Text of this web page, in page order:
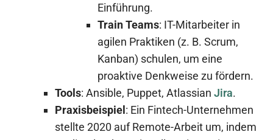
Einführung.
Train Teams: IT-Mitarbeiter in
agilen Praktiken (z. B. Scrum,
Kanban) schulen, um eine
proaktive Denkweise zu fördern.
Tools: Ansible, Puppet, Atlassian Jira.
Praxisbeispiel : Ein Fintech-Unternehmen
stellte 2020 auf Remote-Arbeit um, indem